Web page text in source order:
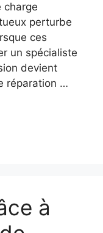
charge
perturbe
ces
un spécialiste
devient
réparation …
à